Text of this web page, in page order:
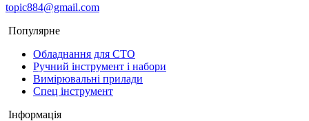
topic884@gmail.com
Популярне
Обладнання для СТО
Ручний інструмент і набори
Вимірювальні прилади
Спец інструмент
Інформація